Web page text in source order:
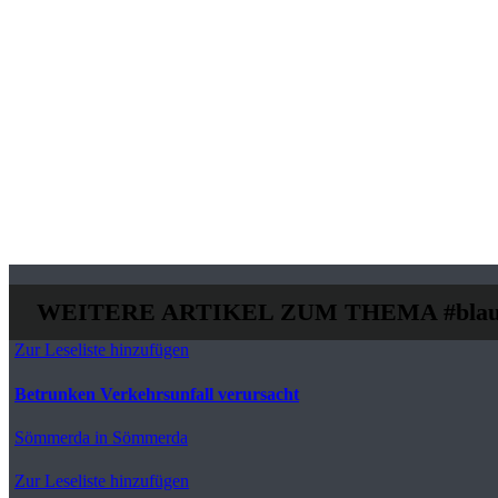
WEITERE ARTIKEL ZUM THEMA
Zur Leseliste hinzufügen
Betrunken Verkehrsunfall verursacht
Sömmerda in Sömmerda
Zur Leseliste hinzufügen